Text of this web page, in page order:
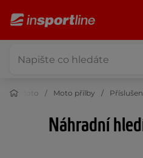
Moto Moto přilby
Náhradní